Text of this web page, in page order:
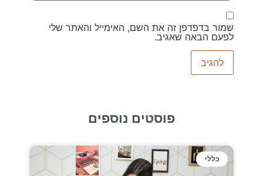
שמור בדפדפן זה את השם, האימייל והאתר שלי
לפעם הבאה שאגיב.
פוסטים נוספים
כללי